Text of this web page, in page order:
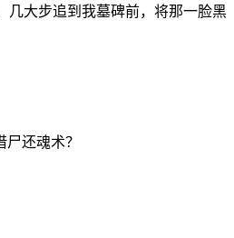
几大步追到我墓碑前，将那一脸黑
还魂术？